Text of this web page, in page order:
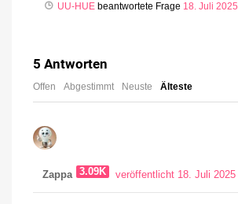
UU-HUE beantwortete Frage 18. Juli 2025
5 Antworten
Offen Abgestimmt Neuste Älteste
Zappa 3.09K veröffentlicht 18. Juli 2025